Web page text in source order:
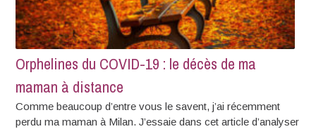
Orphelines du COVID-19 : le décès de ma
maman à distance
Comme beaucoup d’entre vous le savent, j’ai récemment
perdu ma maman à Milan. J’essaie dans cet article d’analyser